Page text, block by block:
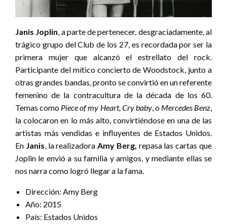
Janis Joplin, a parte de pertenecer, desgraciadamente, al
trágico grupo del Club de los 27, es recordada por ser la
primera mujer que alcanzó el estrellato del rock.
Participante del mítico concierto de Woodstock, junto a
otras grandes bandas, pronto se convirtió en un referente
femenino de la contracultura de la década de los 60.
Temas como Piece of my Heart, Cry baby, o Mercedes Benz,
la colocaron en lo más alto, convirtiéndose en una de las
artistas más vendidas e influyentes de Estados Unidos.
En Janis, la realizadoraAmy Berg, repasa las cartas que
Joplin le envió a su familia y amigos, y mediante ellas se
nos narra como logró llegar a la fama.
Dirección: Amy Berg
Año: 2015
País: Estados Unidos